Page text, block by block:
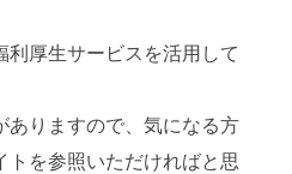
利厚生サービスを活用して
ありますので、気になる方
トを参照いただければと思